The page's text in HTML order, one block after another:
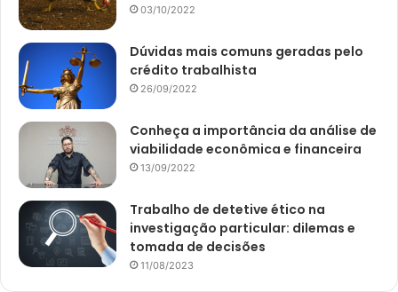
03/10/2022
Dúvidas mais comuns geradas pelo
crédito trabalhista
26/09/2022
Conheça a importância da análise de
viabilidade econômica e financeira
13/09/2022
Trabalho de detetive ético na
investigação particular: dilemas e
tomada de decisões
11/08/2023